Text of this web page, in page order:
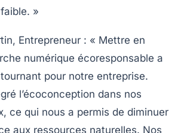
»
Entrepreneur : « Mettre en
numérique écoresponsable a
pour notre entreprise.
l’écoconception dans nos
ce qui nous a permis de diminuer
aux ressources naturelles. Nos